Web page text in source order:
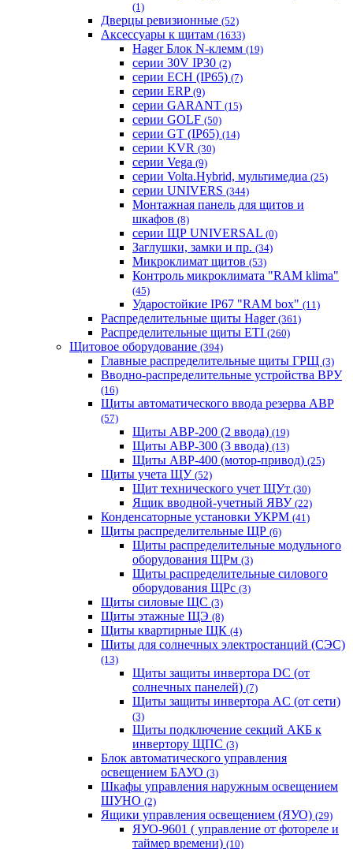
(1)
Дверцы ревизионные (52)
Аксессуары к щитам (1633)
Hager Блок N-клемм (19)
серии 30V IP30 (2)
серии ECH (IP65) (7)
серии ERP (9)
серии GARANT (15)
серии GOLF (50)
серии GT (IP65) (14)
серии KVR (30)
серии Vega (9)
серии Volta.Hybrid, мультимедиа (25)
серии UNIVERS (344)
Монтажная панель для щитов и
шкафов (8)
серии ЩР UNIVERSAL (0)
Заглушки, замки и пр. (34)
Микроклимат щитов (53)
Контроль микроклимата "RAM klima"
(45)
Ударостойкие IP67 "RAM box" (11)
Распределительные щиты Hager (361)
Распределительные щиты ETI (260)
Щитовое оборудование (394)
Главные распределительные щиты ГРЩ (3)
Вводно-распределительные устройства ВРУ
(16)
Щиты автоматического ввода резерва АВР
(57)
Щиты АВР-200 (2 ввода) (19)
Щиты АВР-300 (3 ввода) (13)
Щиты АВР-400 (мотор-привод) (25)
Щиты учета ЩУ (52)
Щит технического учет ЩУт (30)
Ящик вводной-учетный ЯВУ (22)
Конденсаторные установки УКРМ (41)
Щиты распределительные ЩР (6)
Щиты распределительные модульного
оборудования ЩРм (3)
Щиты распределительные силового
оборудования ЩРс (3)
Щиты силовые ЩС (3)
Щиты этажные ЩЭ (8)
Щиты квартирные ЩК (4)
Щиты для солнечных электростанций (СЭС)
(13)
Щиты защиты инвертора DC (от
солнечных панелей) (7)
Щиты защиты инвертора AC (от сети)
(3)
Щиты подключение секций АКБ к
инвертору ЩПС (3)
Блок автоматического управления
освещением БАУО (3)
Шкафы управления наружным освещением
ШУНО (2)
Ящики управления освещением (ЯУО) (29)
ЯУО-9601 ( управление от фотореле и
таймер времени) (10)